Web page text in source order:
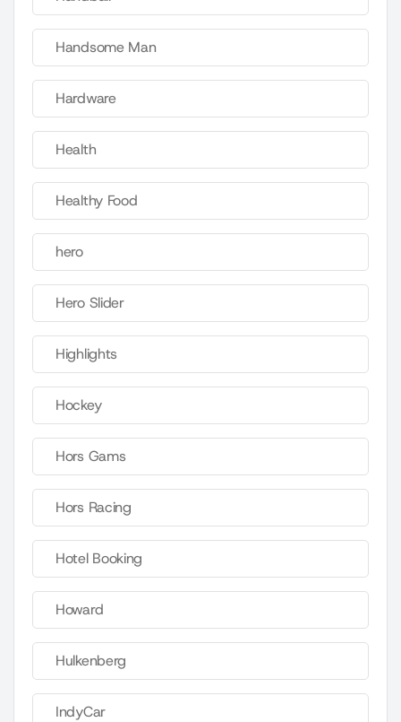
Handsome Man
Hardware
Health
Healthy Food
hero
Hero Slider
Highlights
Hockey
Hors Gams
Hors Racing
Hotel Booking
Howard
Hulkenberg
IndyCar